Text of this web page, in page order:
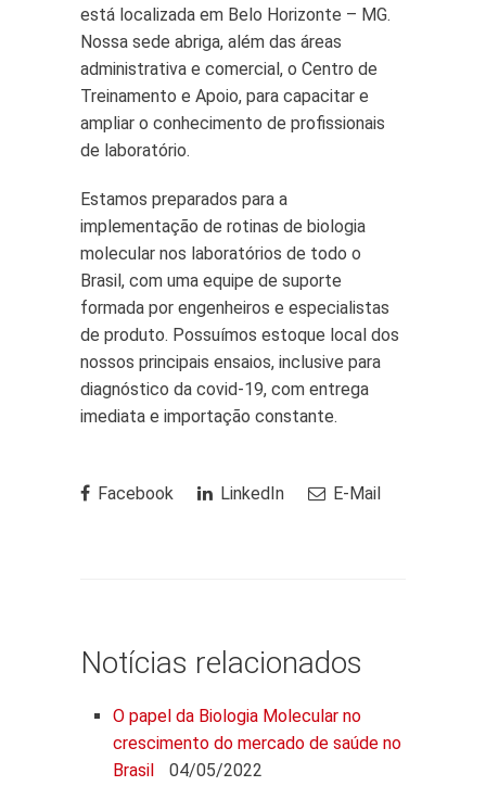
está localizada em Belo Horizonte – MG.
Nossa sede abriga, além das áreas
administrativa e comercial, o Centro de
Treinamento e Apoio, para capacitar e
ampliar o conhecimento de profissionais
de laboratório.
Estamos preparados para a
implementação de rotinas de biologia
molecular nos laboratórios de todo o
Brasil, com uma equipe de suporte
formada por engenheiros e especialistas
de produto. Possuímos estoque local dos
nossos principais ensaios, inclusive para
diagnóstico da covid-19, com entrega
imediata e importação constante.
Facebook LinkedIn E-Mail
Notícias relacionados
O papel da Biologia Molecular no
crescimento do mercado de saúde no
Brasil
04/05/2022